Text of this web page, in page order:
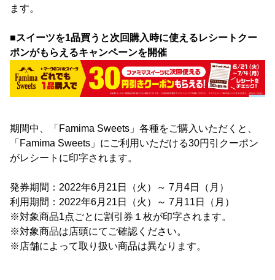
ます。
■スイーツを1品買うと次回購入時に使えるレシートクー
ポンがもらえるキャンペーンを開催
期間中、「Famima Sweets」各種をご購入いただくと、
「Famima Sweets」にご利用いただける30円引クーポン
がレシートに印字されます。
発券期間：2022年6月21日（火）～ 7月4日（月）
利用期間：2022年6月21日（火）～ 7月11日（月）
※対象商品1点ごとに割引券１枚が印字されます。
※対象商品は店頭にてご確認ください。
※店舗によって取り扱い商品は異なります。